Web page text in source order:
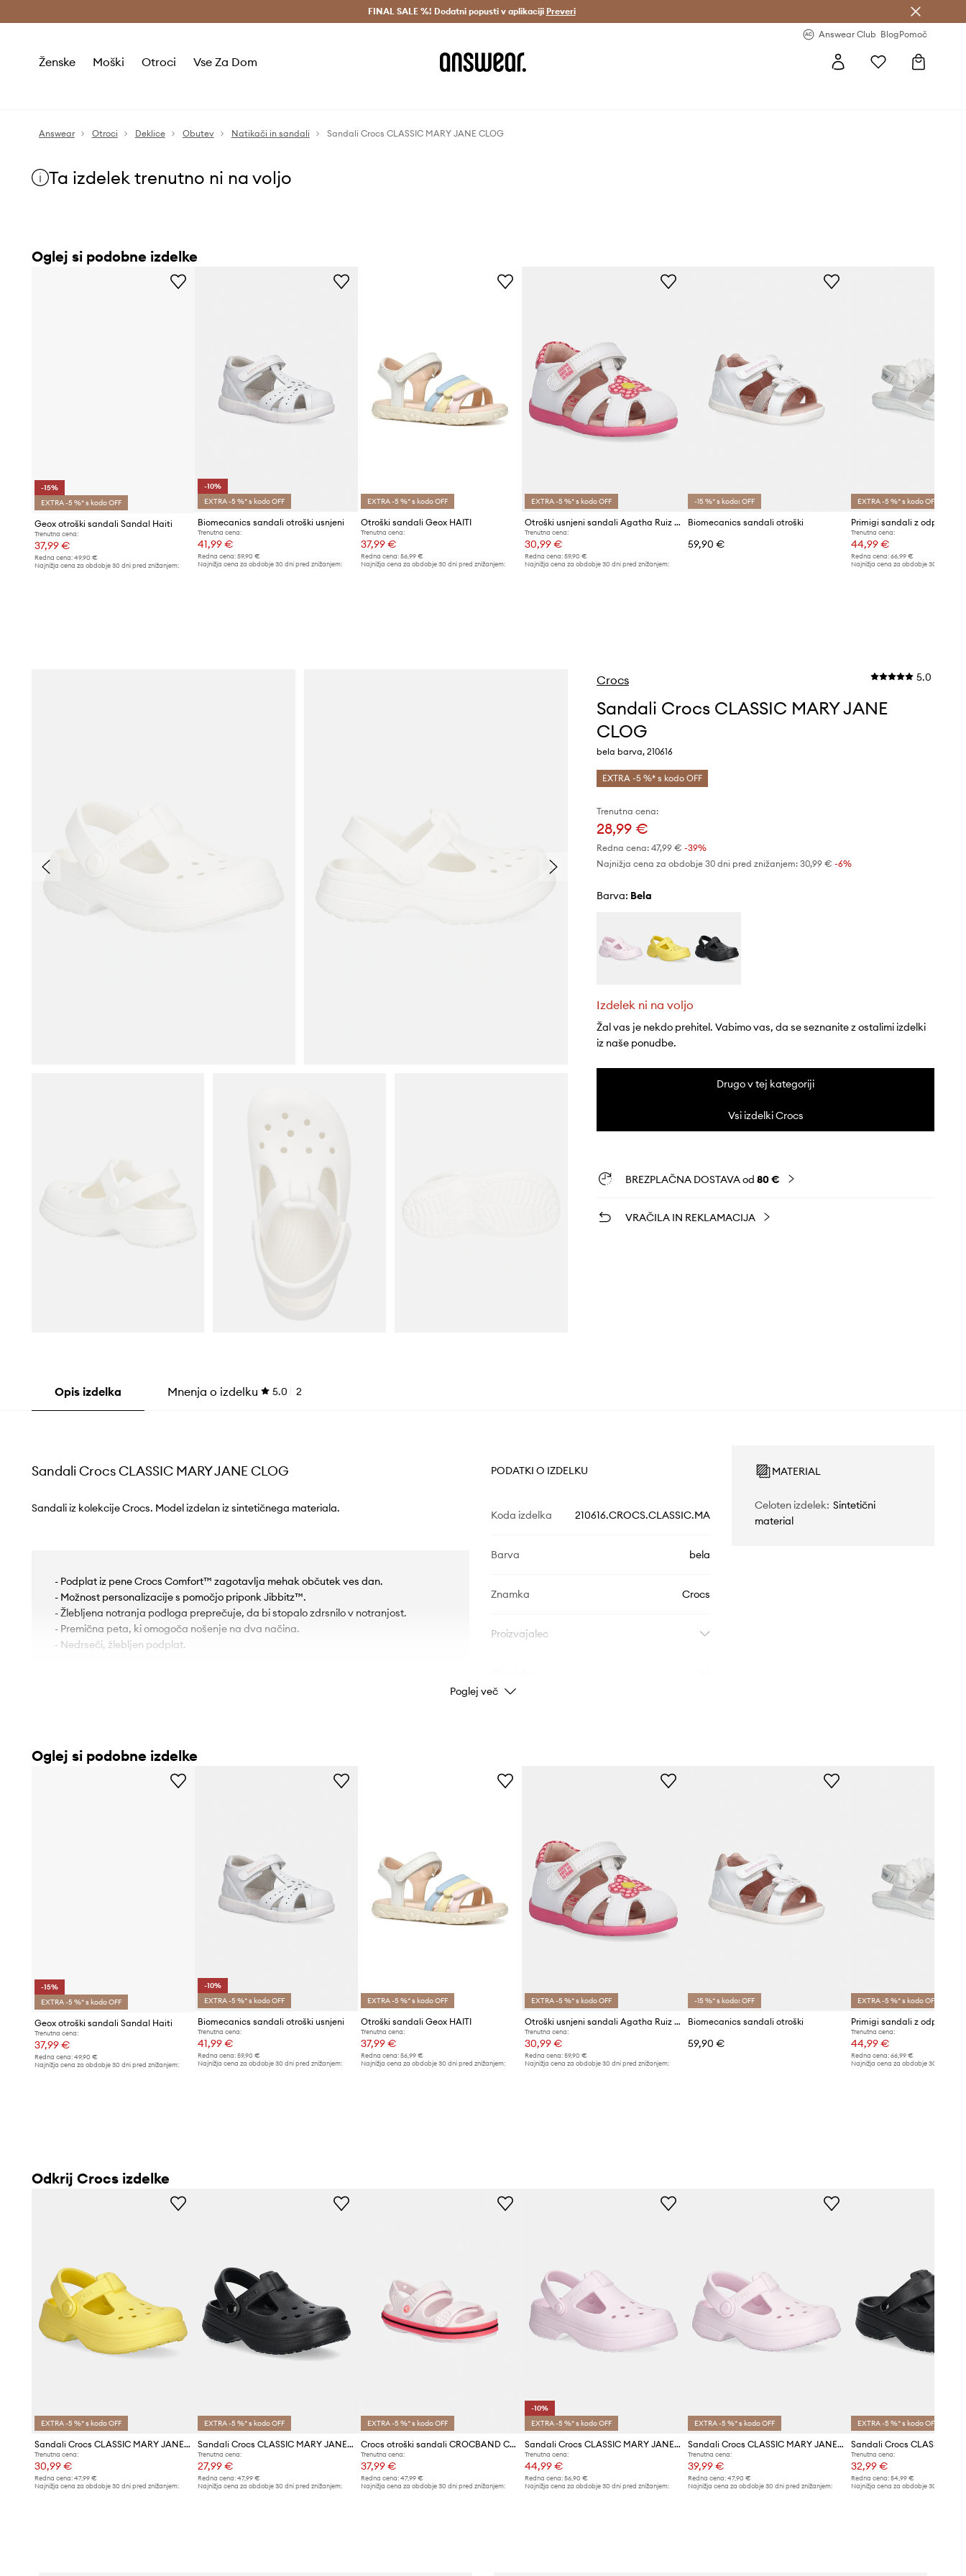
Dostava v 3 dneh > Prihrani z vpisom v Answear Club >
FINAL SALE %! Dodatni popusti v aplikaciji Preveri
Answear Club BlogPomoč
Ženske Moški Otroci Vse Za Dom
Answear Otroci Deklice Obutev Natikači in sandali Sandali Crocs CLASSIC MARY JANE CLOG
Ta izdelek trenutno ni na voljo
Oglej si podobne izdelke
-15%
EXTRA -5 %* s kodo OFF
Geox otroški sandali Sandal Haiti
Trenutna cena:
37,99 €
Redna cena: 49,90 €
Najnižja cena za obdobje 30 dni pred znižanjem:
-10%
EXTRA -5 %* s kodo OFF
Biomecanics sandali otroški usnjeni
Trenutna cena:
41,99 €
Redna cena:59,90 €
Najnižja cena za obdobje 30 dni pred znižanjem:
EXTRA -5 %* s kodo OFF
Otroški sandali Geox HAITI
Trenutna cena:
37,99 €
Redna cena: 56,99 €
Najnižja cena za obdobje 30 dni pred znižanjem:
EXTRA -5 %* s kodo OFF
Otroški usnjeni sandali Agatha Ruiz de la Prada
Trenutna cena:
30,99 €
Redna cena: 59,90 €
Najnižja cena za obdobje 30 dni pred znižanjem:
-15 %* s kodo: OFF
Biomecanics sandali otroški
59,90 €
EXTRA -5 %* s kodo OFF
Primigi sandali z odprto
Trenutna cena:
44,99 €
Redna cena: 66,99 €
Najnižja cena za obdobje 30 dni pred
Crocs 5.0
Sandali Crocs CLASSIC MARY JANE
CLOG
bela barva, 210616
EXTRA -5 %* s kodo OFF
Trenutna cena:
28,99 €
Redna cena: 47,99 € -39%
Najnižja cena za obdobje 30 dni pred znižanjem: 30,99 € -6%
Barva: bela
Izdelek ni na voljo
Žal vas je nekdo prehitel. Vabimo vas, da se seznanite z ostalimi izdelki
iz naše ponudbe.
Drugo v tej kategoriji
Vsi izdelki Crocs
BREZPLAČNA DOSTAVA od 80 €
VRAČILA IN REKLAMACIJA
Opis izdelka Mnenja o izdelku 5.0 2
Sandali Crocs CLASSIC MARY JANE CLOG
Sandali iz kolekcije Crocs. Model izdelan iz sintetičnega materiala.
- Podplat iz pene Crocs Comfort™ zagotavlja mehak občutek ves dan.
- Možnost personalizacije s pomočjo priponk Jibbitz™.
- Žlebljena notranja podloga preprečuje, da bi stopalo zdrsnilo v notranjost.
- Premična peta, ki omogoča nošenje na dva načina.
- Nedrseči, žlebljen podplat.
PODATKI O IZDELKU
Koda izdelka 210616.CROCS.CLASSIC.MA
Barva bela
Znamka Crocs
Proizvajalec
MATERIAL
Celoten izdelek: Sintetični
material
Poglej več
Oglej si podobne izdelke
-15%
EXTRA -5 %* s kodo OFF
Geox otroški sandali Sandal Haiti
Trenutna cena:
37,99 €
Redna cena: 49,90 €
Najnižja cena za obdobje 30 dni pred znižanjem:
-10%
EXTRA -5 %* s kodo OFF
Biomecanics sandali otroški usnjeni
Trenutna cena:
41,99 €
Redna cena:59,90 €
Najnižja cena za obdobje 30 dni pred znižanjem:
EXTRA -5 %* s kodo OFF
Otroški sandali Geox HAITI
Trenutna cena:
37,99 €
Redna cena: 56,99 €
Najnižja cena za obdobje 30 dni pred znižanjem:
EXTRA -5 %* s kodo OFF
Otroški usnjeni sandali Agatha Ruiz de la Prada
Trenutna cena:
30,99 €
Redna cena: 59,90 €
Najnižja cena za obdobje 30 dni pred znižanjem:
-15 %* s kodo: OFF
Biomecanics sandali otroški
59,90 €
EXTRA -5 %* s kodo OFF
Primigi sandali z odprto
Trenutna cena:
44,99 €
Redna cena: 66,99 €
Najnižja cena za obdobje 30 dni pred
Odkrij Crocs izdelke
EXTRA -5 %* s kodo OFF
Sandali Crocs CLASSIC MARY JANE CLOG
Trenutna cena:
30,99 €
Redna cena: 47,99 €
Najnižja cena za obdobje 30 dni pred znižanjem:
EXTRA -5 %* s kodo OFF
Sandali Crocs CLASSIC MARY JANE CLOG
Trenutna cena:
27,99 €
Redna cena:47,99 €
Najnižja cena za obdobje 30 dni pred znižanjem:
EXTRA -5 %* s kodo OFF
Crocs otroški sandali CROCBAND CRUISER NEON BAND SANDAL K
Trenutna cena:
37,99 €
Redna cena: 47,99 €
Najnižja cena za obdobje 30 dni pred znižanjem:
-10%
EXTRA -5 %* s kodo OFF
Sandali Crocs CLASSIC MARY JANE CLOG KIDS
Trenutna cena:
44,99 €
Redna cena: 56,90 €
Najnižja cena za obdobje 30 dni pred znižanjem:
EXTRA -5 %* s kodo OFF
Sandali Crocs CLASSIC MARY JANE CLOG
Trenutna cena:
39,99 €
Redna cena:47,90 €
Najnižja cena za obdobje 30 dni pred znižanjem:
EXTRA -5 %* s kodo OFF
Trenutna cena:
32,99 €
Redna cena: 54,99 €
Najnižja cena za obdobje 30 dni pred